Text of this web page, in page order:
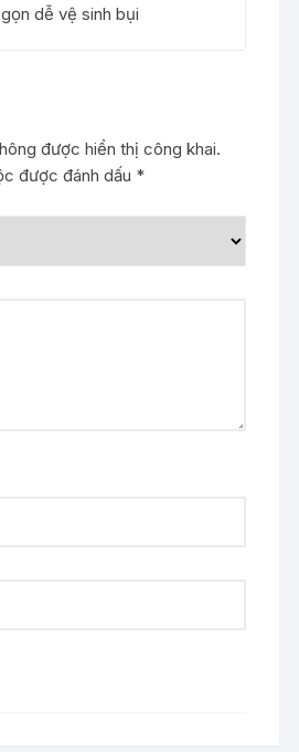
dễ vệ sinh bụi
được hiển thị công khai.
được đánh dấu *